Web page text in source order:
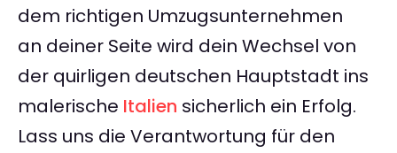
dem richtigen Umzugsunternehmen
an deiner Seite wird dein Wechsel von
der quirligen deutschen Hauptstadt ins
malerische Italien sicherlich ein Erfolg.
Lass uns die Verantwortung für den